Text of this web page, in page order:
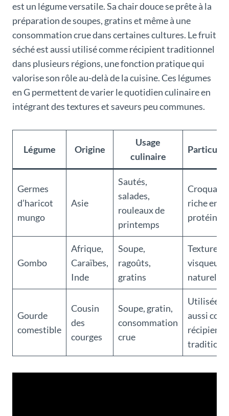
est un légume versatile. Sa chair douce se prête à la
préparation de soupes, gratins et même à une
consommation crue dans certaines cultures. Le fruit
séché est aussi utilisé comme récipient traditionnel
dans plusieurs régions, une fonction pratique qui
valorise son rôle au-delà de la cuisine. Ces légumes
en G permettent de varier le quotidien culinaire en
intégrant des textures et saveurs peu communes.
Légume Origine
Usage
culinaire
Germes
d’haricot
mungo
Asie
Sautés,
salades,
rouleaux de
printemps
Croquant,
riche en
protéines
Gombo
Afrique,
Caraïbes,
Inde
Soupe,
ragoûts,
gratins
Texture
visqueuse
naturelle
Gourde
comestible
Cousin
des
courges
Soupe, gratin,
consommation
crue
Utilisée
aussi
récipient